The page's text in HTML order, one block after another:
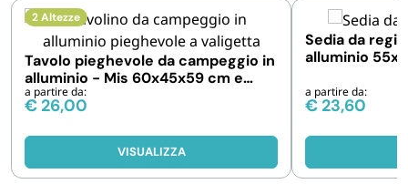
2 Altezze
Tavolo pieghevole da campeggio in
alluminio - Mis 60x45x59 cm e
70x55x59 cm
a partire da:
€ 26,00
VISUALIZZA
Sedia da
alluminio
a partire da:
€ 23,60